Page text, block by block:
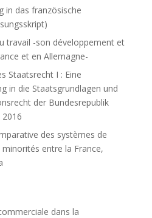
in das französische
travail -son développement et
et en Allemagne-
Staatsrecht I : Eine
in die Staatsgrundlagen und
der Bundesrepublik
des systèmes de
entre la France,
dans la